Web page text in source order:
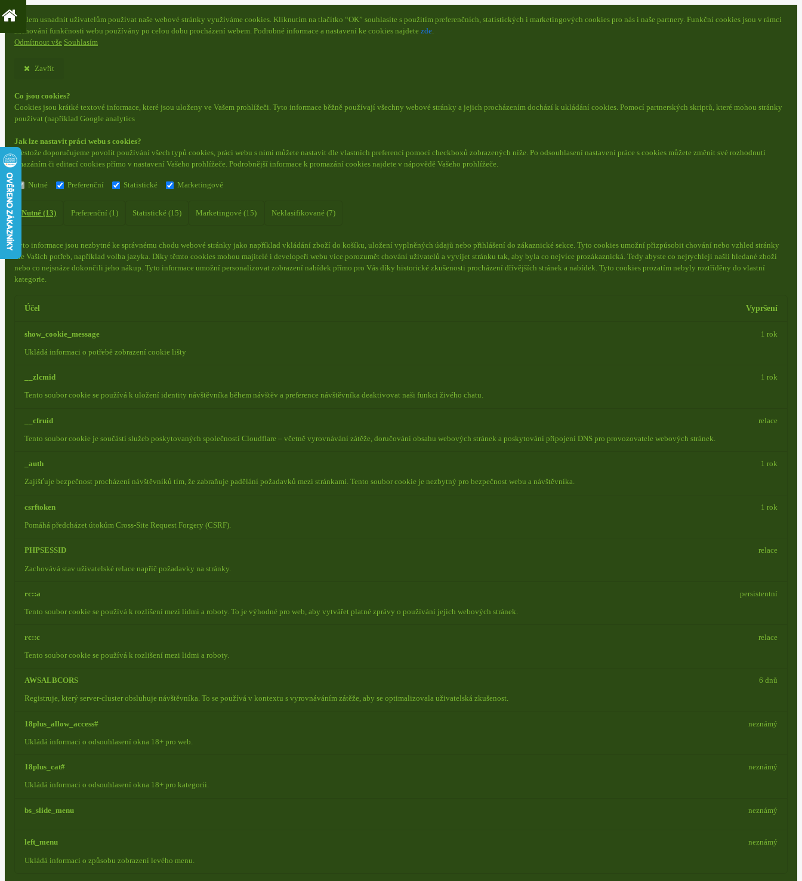
S cílem usnadnit uživatelům používat naše webové stránky využíváme cookies. Kliknutím na tlačítko “OK” souhlasíte s použitím preferenčních, statistických i marketingových cookies pro nás i naše partnery. Funkční cookies jsou v rámci
zachování funkčnosti webu používány po celou dobu procházení webem. Podrobné informace a nastavení ke cookies najdete zde.
Odmítnout vše Souhlasím
Zavřít
Co jsou cookies?
Cookies jsou krátké textové informace, které jsou uloženy ve Vašem prohlížeči. Tyto informace běžně používají všechny webové stránky a jejich procházením dochází k ukládání cookies. Pomocí partnerských skriptů, které mohou stránky
používat (například Google analytics
Jak lze nastavit práci webu s cookies?
Přestože doporučujeme povolit používání všech typů cookies, práci webu s nimi můžete nastavit dle vlastních preferencí pomocí checkboxů zobrazených níže. Po odsouhlasení nastavení práce s cookies můžete změnit své rozhodnutí
smazáním či editací cookies přímo v nastavení Vašeho prohlížeče. Podrobnější informace k promazání cookies najdete v nápovědě Vašeho prohlížeče.
Nutné Preferenční Statistické Marketingové
Nutné (13) Preferenční (1) Statistické (15) Marketingové (15) Neklasifikované (7)
Tyto informace jsou nezbytné ke správnému chodu webové stránky jako například vkládání zboží do košíku, uložení vyplněných údajů nebo přihlášení do zákaznické sekce. Tyto cookies umožní přizpůsobit chování nebo vzhled stránky
dle Vašich potřeb, například volba jazyka. Díky těmto cookies mohou majitelé i developeři webu více porozumět chování uživatelů a vyvijet stránku tak, aby byla co nejvíce prozákaznická. Tedy abyste co nejrychleji našli hledané zboží
nebo co nejsnáze dokončili jeho nákup. Tyto informace umožní personalizovat zobrazení nabídek přímo pro Vás díky historické zkušenosti procházení dřívějších stránek a nabídek. Tyto cookies prozatím nebyly roztříděny do vlastní
kategorie.
Účel Vypršení
show_cookie_message
Ukládá informaci o potřebě zobrazení cookie lišty
1 rok
__zlcmid
Tento soubor cookie se používá k uložení identity návštěvníka během návštěv a preference návštěvníka deaktivovat naši funkci živého chatu.
1 rok
__cfruid
Tento soubor cookie je součástí služeb poskytovaných společností Cloudflare – včetně vyrovnávání zátěže, doručování obsahu webových stránek a poskytování připojení DNS pro provozovatele webových stránek.
relace
_auth
Zajišťuje bezpečnost procházení návštěvníků tím, že zabraňuje padělání požadavků mezi stránkami. Tento soubor cookie je nezbytný pro bezpečnost webu a návštěvníka.
1 rok
csrftoken
Pomáhá předcházet útokům Cross-Site Request Forgery (CSRF).
1 rok
PHPSESSID
Zachovává stav uživatelské relace napříč požadavky na stránky.
relace
rc::a
Tento soubor cookie se používá k rozlišení mezi lidmi a roboty. To je výhodné pro web, aby vytvářet platné zprávy o používání jejich webových stránek.
persistentní
rc::c
Tento soubor cookie se používá k rozlišení mezi lidmi a roboty.
relace
AWSALBCORS
Registruje, který server-cluster obsluhuje návštěvníka. To se používá v kontextu s vyrovnáváním zátěže, aby se optimalizovala uživatelská zkušenost.
6 dnů
18plus_allow_access#
Ukládá informaci o odsouhlasení okna 18+ pro web.
neznámý
18plus_cat#
Ukládá informaci o odsouhlasení okna 18+ pro kategorii.
neznámý
bs_slide_menu neznámý
left_menu
Ukládá informaci o způsobu zobrazení levého menu.
neznámý